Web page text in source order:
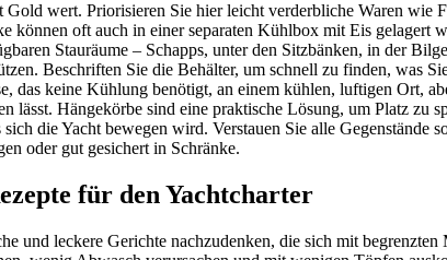
Gold wert. Priorisieren Sie hier leicht verderbliche Waren
können oft auch in einer separaten Kühlbox mit Eis gelagert
Stauräume – Schapps, unter den Sitzbänken, in der
Beschriften Sie die Behälter, um schnell zu finden, was
das keine Kühlung benötigt, an einem kühlen, luftigen Ort,
lässt. Hängekörbe sind eine praktische Lösung, um Platz zu
sich die Yacht bewegen wird. Verstauen Sie alle
oder gut gesichert in Schränke.
für den Yachtcharter
und leckere Gerichte nachzudenken, die sich mit